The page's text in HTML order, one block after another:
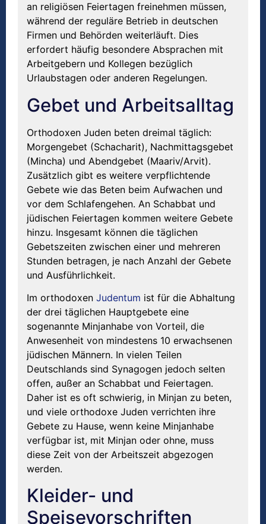
an religiösen Feiertagen freinehmen müssen,
während der reguläre Betrieb in deutschen
Firmen und Behörden weiterläuft. Dies
erfordert häufig besondere Absprachen mit
Arbeitgebern und Kollegen bezüglich
Urlaubstagen oder anderen Regelungen.
Gebet und Arbeitsalltag
Orthodoxen Juden beten dreimal täglich:
Morgengebet (Schacharit), Nachmittagsgebet
(Mincha) und Abendgebet (Maariv/Arvit).
Zusätzlich gibt es weitere verpflichtende
Gebete wie das Beten beim Aufwachen und
vor dem Schlafengehen. An Schabbat und
jüdischen Feiertagen kommen weitere Gebete
hinzu. Insgesamt können die täglichen
Gebetszeiten zwischen einer und mehreren
Stunden betragen, je nach Anzahl der Gebete
und Ausführlichkeit.
Im orthodoxen Judentum ist für die Abhaltung
der drei täglichen Hauptgebete eine
sogenannte Minjanhabe von Vorteil, die
Anwesenheit von mindestens 10 erwachsenen
jüdischen Männern. In vielen Teilen
Deutschlands sind Synagogen jedoch selten
offen, außer an Schabbat und Feiertagen.
Daher ist es oft schwierig, in Minjan zu beten,
und viele orthodoxe Juden verrichten ihre
Gebete zu Hause, wenn keine Minjanhabe
verfügbar ist, mit Minjan oder ohne, muss
diese Zeit von der Arbeitszeit abgezogen
werden.
Kleider- und
Speisevorschriften